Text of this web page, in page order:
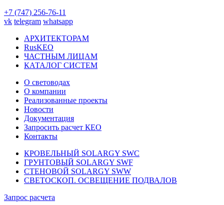
+7 (747) 256-76-11
vk telegram whatsapp
АРХИТЕКТОРАМ
RusKEO
ЧАСТНЫМ ЛИЦАМ
КАТАЛОГ СИСТЕМ
О световодах
О компании
Реализованные проекты
Новости
Документация
Запросить расчет КЕО
Контакты
КРОВЕЛЬНЫЙ SOLARGY SWC
ГРУНТОВЫЙ SOLARGY SWF
СТЕНОВОЙ SOLARGY SWW
СВЕТОСКОП. ОСВЕЩЕНИЕ ПОДВАЛОВ
Запрос расчета